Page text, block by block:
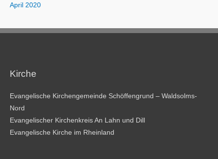
April 2020
Kirche
Evangelische Kirchengemeinde Schöffengrund – Waldsolms-
Nord
Evangelischer Kirchenkreis An Lahn und Dill
Evangelische Kirche im Rheinland